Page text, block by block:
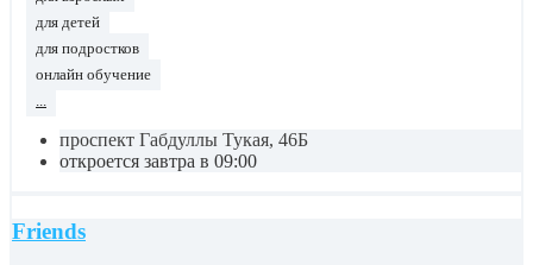
для детей
для подростков
онлайн обучение
...
проспект Габдуллы Тукая, 46Б
откроется завтра в 09:00
Friends